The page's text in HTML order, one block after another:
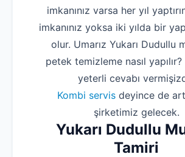
imkanınız varsa her yıl
imkanınız yoksa iki yılda bir
olur. Umarız Yukarı Dudullu
petek temizleme nasıl
yeterli cevabı
Kombi servis deyince de
şirketimiz gelecek.
Yukarı Dudullu
Tamiri